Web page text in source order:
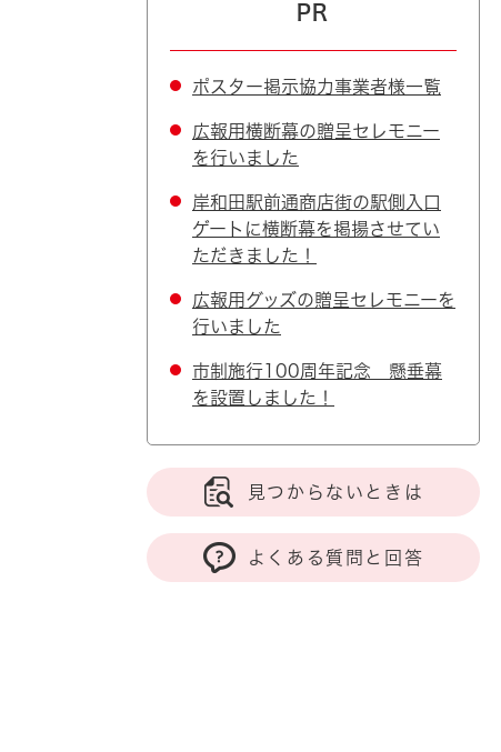
PR
ポスター掲示協力事業者様一覧
広報用横断幕の贈呈セレモニー
を行いました
岸和田駅前通商店街の駅側入口
ゲートに横断幕を掲揚させてい
ただきました！
広報用グッズの贈呈セレモニーを
行いました
市制施行100周年記念 懸垂幕
を設置しました！
見つからないときは
よくある質問と回答